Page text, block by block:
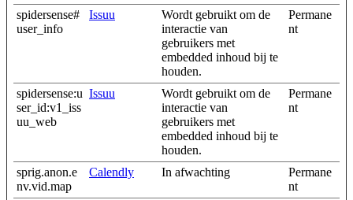
spidersense#
user_info
Issuu
Wordt gebruikt om de
interactie van
gebruikers met
embedded inhoud bij te
houden.
Permane
nt
spidersense:u
ser_id:v1_iss
uu_web
Issuu
Wordt gebruikt om de
interactie van
gebruikers met
embedded inhoud bij te
houden.
Permane
nt
sprig.anon.e
nv.vid.map
Calendly In afwachting
Permane
nt